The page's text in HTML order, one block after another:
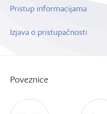
Pristup informacijama
Izjava o pristupačnosti
Poveznice